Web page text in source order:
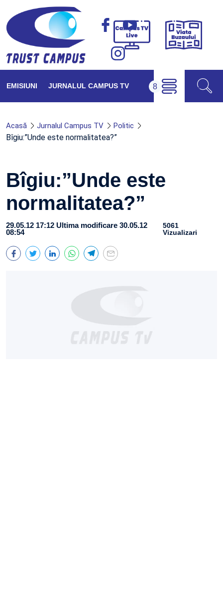
Campus
Viața
EMISIUNI JURNALUL CAMPUS TV
Acasă Jurnalul Campus TV Politic
Bîgiu:”Unde este normalitatea?”
Bîgiu:”Unde este
normalitatea?”
29.05.12 17:12 Ultima modificare 30.05.12
08:54
5061
Vizualizari